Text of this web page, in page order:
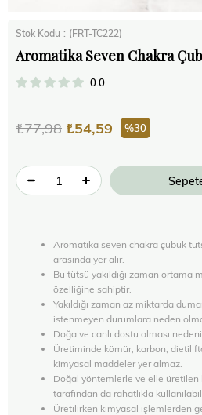
Stok Kodu (FRT-TC222)
Aromatika Seven Chakra
0.0
₺77,98 ₺54,59 30
Aromatika seven chakra çubuk
arasında yer alır.
Bu tütsü yakıldığı zaman
özelliğine sahiptir.
Yakıldığı zaman az miktarda
istenmeyen durumlara neden
Doğa ve canlı dostu olması
Üretiminde kömür, karbon, dietil
kimyasal maddeler yer almaz.
Doğal yöntemlerle ve elle
tarafından da rahatlıkla
Üretilirken kimyasal işlemlerden